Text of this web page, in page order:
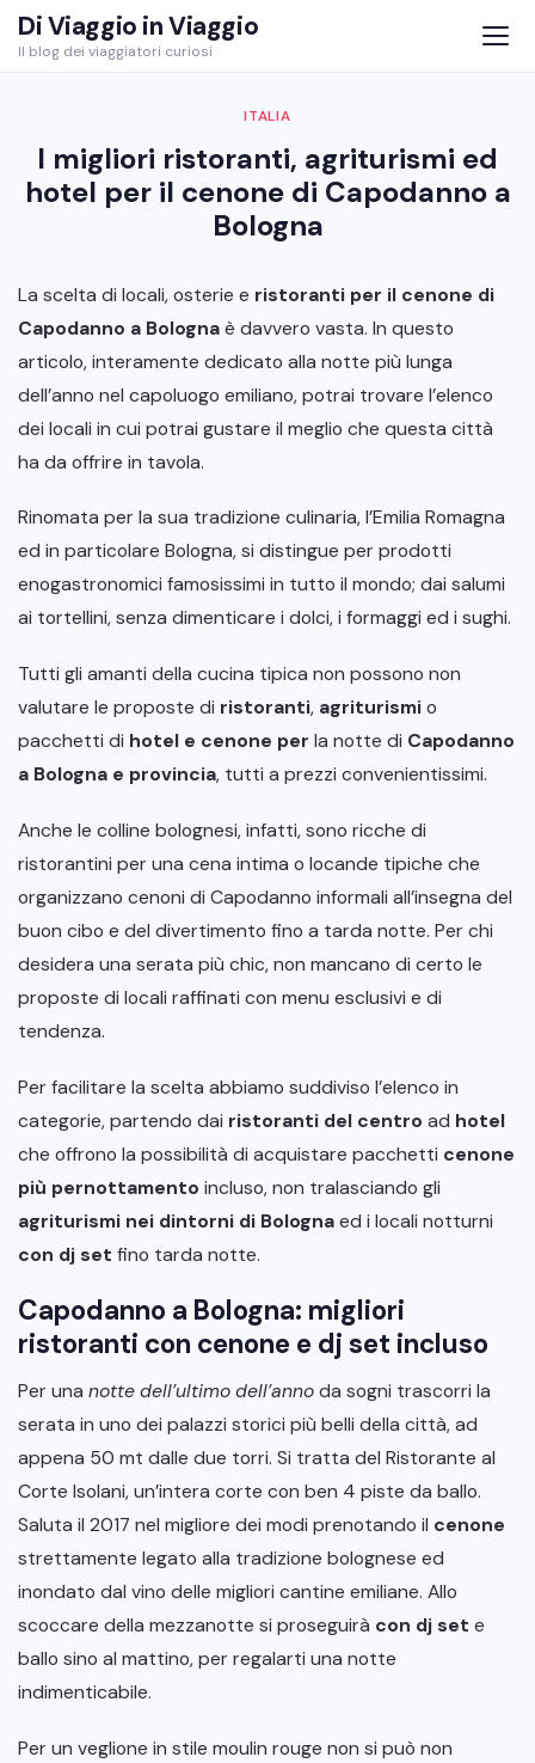
SkipDi Viaggio in Viaggio
Il blog dei viaggiatori curiosi
ITALIA
I migliori ristoranti, agriturismi ed
hotel per il cenone di Capodanno a
Bologna
La scelta di locali, osterie e ristoranti per il cenone di
Capodanno a Bolognaè davvero vasta. In questo
articolo, interamente dedicato alla notte più lunga
dell’anno nel capoluogo emiliano, potrai trovare l’elenco
dei locali in cui potrai gustare il meglio che questa città
ha da offrire in tavola.
Rinomata per la sua tradizione culinaria, l’Emilia Romagna
ed in particolare Bologna, si distingue per prodotti
enogastronomici famosissimi in tutto il mondo; dai salumi
ai tortellini, senza dimenticare i dolci, i formaggi ed i sughi.
Tutti gli amanti della cucina tipica non possono non
valutare le proposte di ristoranti, agriturismio
pacchetti di hotel e cenone per la notte di Capodanno
a Bologna e provincia, tutti a prezzi convenientissimi.
Anche le colline bolognesi, infatti, sono ricche di
ristorantini per una cena intima o locande tipiche che
organizzano cenoni di Capodanno informali all’insegna del
buon cibo e del divertimento fino a tarda notte. Per chi
desidera una serata più chic, non mancano di certo le
proposte di locali raffinati con menu esclusivi e di
tendenza.
Per facilitare la scelta abbiamo suddiviso l’elenco in
categorie, partendo dai ristoranti del centro ad hotel
che offrono la possibilità di acquistare pacchetti cenone
più pernottamento incluso, non tralasciando gli
agriturismi nei dintorni di Bolognaed i locali notturni
con dj set fino tarda notte.
Capodanno a Bologna: migliori
ristoranti con cenone e dj set incluso
Per una notte dell’ultimo dell’annoda sogni trascorri la
serata in uno dei palazzi storici più belli della città, ad
appena 50 mt dalle due torri. Si tratta del Ristorante al
Corte Isolani, un’intera corte con ben 4 piste da ballo.
Saluta il 2017 nel migliore dei modi prenotando il cenone
strettamente legato alla tradizione bolognese ed
inondato dal vino delle migliori cantine emiliane. Allo
scoccare della mezzanotte si proseguirà con dj set e
ballo sino al mattino, per regalarti una notte
indimenticabile.
Per un veglione in stile moulin rouge non si può non